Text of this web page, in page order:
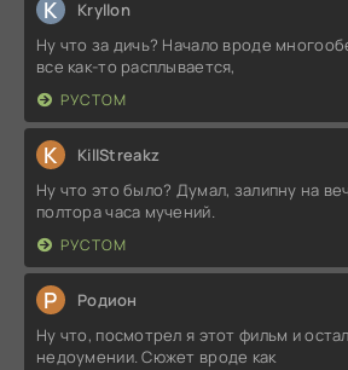
K Kryllon
Ну что за дичь? Начало вроде
все как-то расплывается,
РУСТОМ
K KillStreakz
Ну что это было? Думал, залипну на
полтора часа мучений.
РУСТОМ
Р Родион
Ну что, посмотрел я этот фильм и
недоумении. Сюжет вроде как